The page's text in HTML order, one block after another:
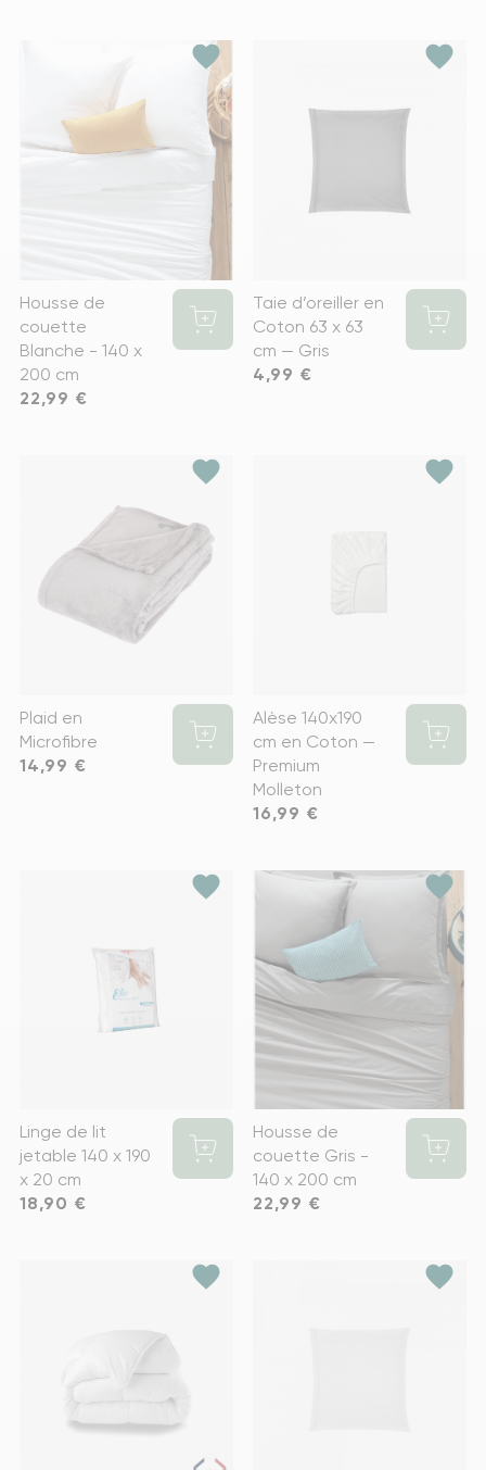
favorite
Housse de
couette
Blanche - 140 x
200 cm
Prix
22,99 €
favorite
Taie d’oreiller en
Coton 63 x 63
cm — Gris
Prix
4,99 €
favorite
Plaid en
Microfibre
Prix
14,99 €
favorite
Alèse 140x190
cm en Coton —
Premium
Molleton
Prix
16,99 €
favorite
Linge de lit
jetable 140 x 190
x 20 cm
Prix
18,90 €
favorite
Housse de
couette Gris -
140 x 200 cm
Prix
22,99 €
favorite favorite